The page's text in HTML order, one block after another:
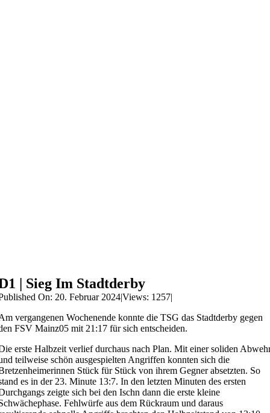
| Sieg Im Stadtderby
On: 20. Februar 2024|Views: 1257|
vergangenen Wochenende konnte die TSG das Stadtderby gegen
FSV Mainz05 mit 21:17 für sich entscheiden.
erste Halbzeit verlief durchaus nach Plan. Mit einer soliden
teilweise schön ausgespielten Angriffen konnten sich die
Stück für Stück von ihrem Gegner absetzten. So
es in der 23. Minute 13:7. In den letzten Minuten des ersten
zeigte sich bei den Ischn dann die erste kleine
Fehlwürfe aus dem Rückraum und daraus